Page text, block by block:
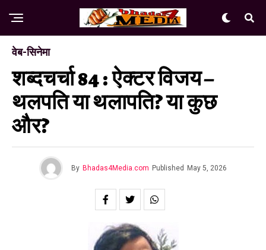
वेब-सिनेमा
शब्दचर्चा 84 : ऐक्टर विजय –
थलपति या थलापति? या कुछ
और?
By Bhadas4Media.com Published May 5, 2026